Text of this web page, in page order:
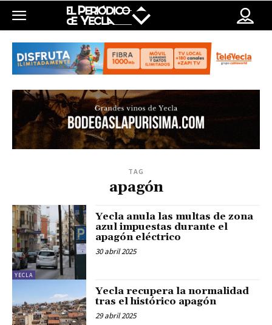
TAG
apagón
YECLA
Yecla anula las multas de zona
azul impuestas durante el
apagón eléctrico
30 abril 2025
Yecla recupera la normalidad
tras el histórico apagón
29 abril 2025